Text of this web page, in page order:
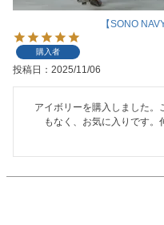
【SONO
購入者
投稿日 2025/11/06
アイボリーを購入しました
もなく、お気に入りです。